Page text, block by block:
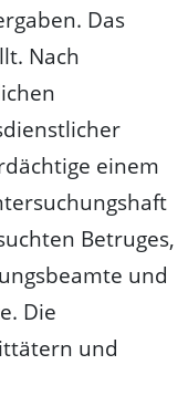
Das
Nach
einem
Betruges,
und
Die
und